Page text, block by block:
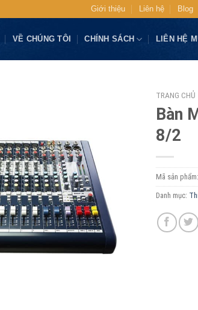
Giới thiệu Liên hệ Blog
VỀ CHÚNG TÔI CHÍNH SÁCH LIÊN HỆ
TRANG CHỦ
Bàn
8/2
Mã sản
Danh mục: